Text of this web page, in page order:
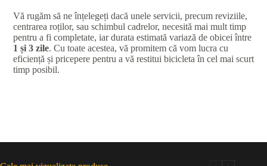
Vă rugăm să ne înțelegeți dacă unele servicii, precum reviziile,
centrarea roților, sau schimbul cadrelor, necesită mai mult timp
pentru a fi completate, iar durata estimată variază de obicei între
1 și 3 zile. Cu toate acestea, vă promitem că vom lucra cu
eficiență și pricepere pentru a vă restitui bicicleta în cel mai scurt
timp posibil.